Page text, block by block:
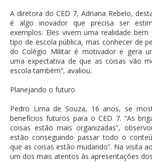
A diretora do CED 7, Adriana Rebelo,
é algo inovador que precisa ser
exemplos. Eles vivem uma realidade
tipo de escola pública, mas conhecer de
do Colégio Militar é motivador e gera
uma expectativa de que as coisas vão
escola também”, avaliou.
Planejando o futuro
Pedro Lima de Souza, 16 anos, se
benefícios futuros para o CED 7. “As
coisas estão mais organizadas”,
estão conseguindo passar todo o
que as coisas estão mudando”. Na visita
um dos mais atentos às apresentações